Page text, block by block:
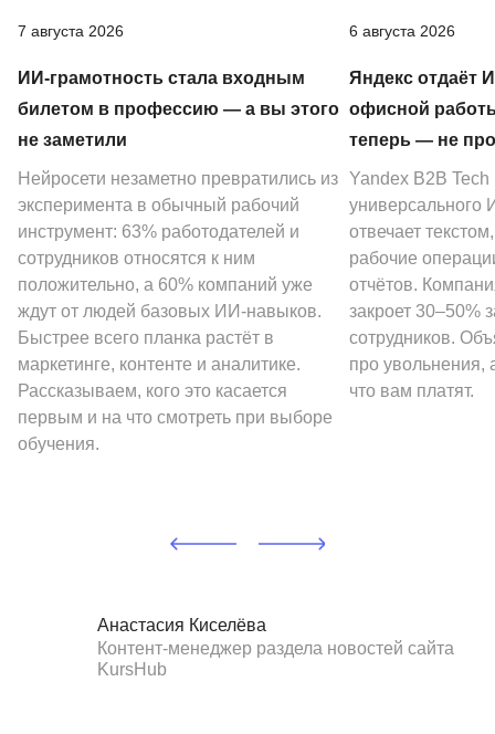
7 августа 2026
ИИ-грамотность стала входным
билетом в профессию — а вы этого
не заметили
Нейросети незаметно превратились из
эксперимента в обычный рабочий
инструмент: 63% работодателей и
сотрудников относятся к ним
положительно, а 60% компаний уже
ждут от людей базовых ИИ-навыков.
Быстрее всего планка растёт в
маркетинге, контенте и аналитике.
Рассказываем, кого это касается
первым и на что смотреть при выборе
обучения.
6 августа 2026
Яндекс отдаёт
офисной
теперь — не
Yandex B2B Tech
универсального
отвечает
рабочие
отчётов.
закроет 30–50%
сотрудников.
про увольнения,
что вам платят.
Анастасия Киселёва
Контент-менеджер раздела новостей сайта
KursHub